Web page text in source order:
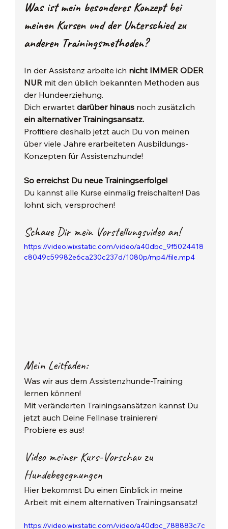
Was ist mein besonderes Konzept bei
meinen Kursen und der Unterschied zu
anderen Trainingsmethoden?
In der Assistenz arbeite ich nicht IMMER ODER
NUR mit den üblich bekannten Methoden aus
der Hundeerziehung.​
Dich erwartet darüber hinaus noch zusätzlich
ein alternativer Trainingsansatz.
Profitiere deshalb jetzt auch Du von meinen
über viele Jahre erarbeiteten Ausbildungs-
Konzepten für Assistenzhunde!
So erreichst Du neue Trainingserfolge!
Du kannst alle Kurse einmalig freischalten! Das
lohnt sich, versprochen!
Schaue Dir mein Vorstellungsvideo an!
https://video.wixstatic.com/video/a40dbc_9f5024418
c8049c59982e6ca230c237d/1080p/mp4/file.mp4
Mein Leitfaden:
Was wir aus dem Assistenzhunde-Training
lernen können!
Mit veränderten Trainingsansätzen kannst Du
jetzt auch Deine Fellnase trainieren!
Probiere es aus!
Video meiner Kurs-Vorschau zu
Hundebegegnungen
Hier bekommst Du einen Einblick in meine
Arbeit mit einem alternativen Trainingsansatz!
https://video.wixstatic.com/video/a40dbc_788883c7c